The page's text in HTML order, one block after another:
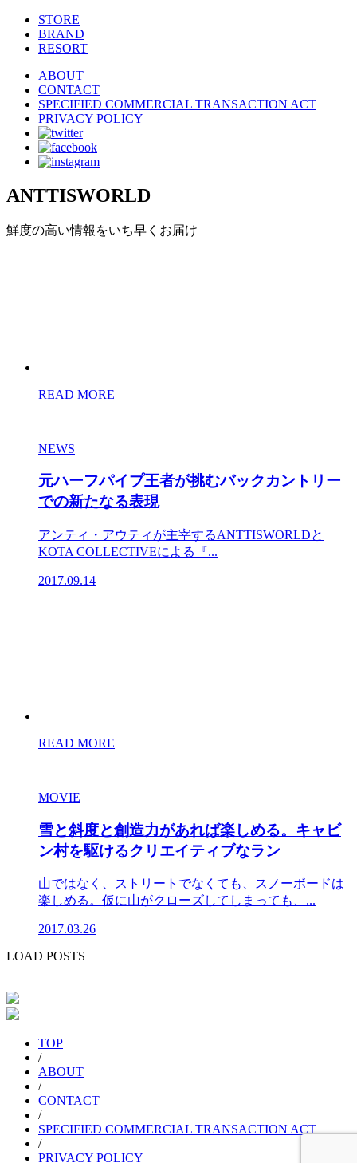
STORE
BRAND
RESORT
ABOUT
CONTACT
SPECIFIED COMMERCIAL TRANSACTION ACT
PRIVACY POLICY
ANTTISWORLD
鮮度の高い情報をいち早くお届け
READ MORE
NEWS
元ハーフパイプ王者が挑むバックカントリー
での新たなる表現
アンティ・アウティが主宰するANTTISWORLDと
KOTA COLLECTIVEによる『...
2017.09.14
READ MORE
MOVIE
雪と斜度と創造力があれば楽しめる。キャビ
ン村を駆けるクリエイティブなラン
山ではなく、ストリートでなくても、スノーボードは
楽しめる。仮に山がクローズしてしまっても、...
2017.03.26
LOAD POSTS
TOP
/
ABOUT
/
CONTACT
/
SPECIFIED COMMERCIAL TRANSACTION ACT
/
PRIVACY POLICY